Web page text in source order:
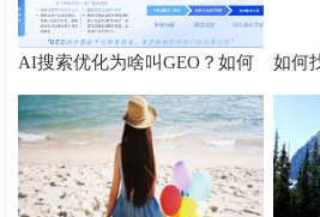
AI搜索优化为啥叫GEO？如何
在AI搜索中获得排名？
如何
搜索